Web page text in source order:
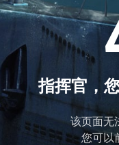
指挥官，
该页面无
您可以